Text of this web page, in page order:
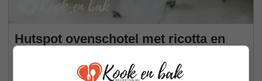
Hutspot ovenschotel met ricotta en